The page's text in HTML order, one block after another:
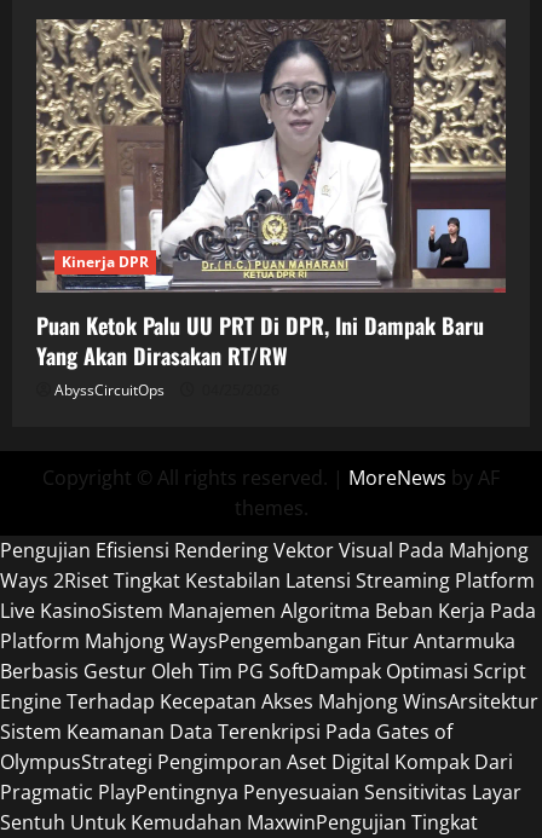
Kinerja DPR
Puan Ketok Palu UU PRT Di DPR, Ini Dampak Baru
Yang Akan Dirasakan RT/RW
AbyssCircuitOps
Copyright © All rights reserved. | MoreNews by AF
themes.
Pengujian Efisiensi Rendering Vektor Visual Pada Mahjong
Ways 2Riset Tingkat Kestabilan Latensi Streaming Platform
Live KasinoSistem Manajemen Algoritma Beban Kerja Pada
Platform Mahjong WaysPengembangan Fitur Antarmuka
Berbasis Gestur Oleh Tim PG SoftDampak Optimasi Script
Engine Terhadap Kecepatan Akses Mahjong WinsArsitektur
Sistem Keamanan Data Terenkripsi Pada Gates of
OlympusStrategi Pengimporan Aset Digital Kompak Dari
Pragmatic PlayPentingnya Penyesuaian Sensitivitas Layar
Sentuh Untuk Kemudahan MaxwinPengujian Tingkat